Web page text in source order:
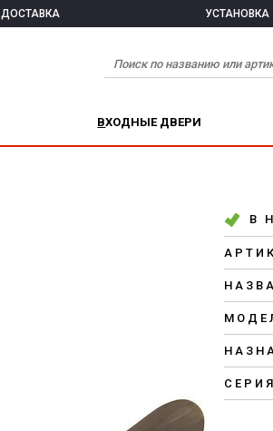
ДОСТАВКА УСТАНОВКА
ВХОДНЫЕ ДВЕРИ
В